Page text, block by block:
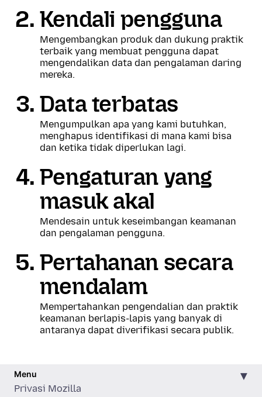
Kendali pengguna
Mengembangkan produk dan dukung praktik
terbaik yang membuat pengguna dapat
mengendalikan data dan pengalaman daring
mereka.
Data terbatas
Mengumpulkan apa yang kami butuhkan,
menghapus identifikasi di mana kami bisa
dan ketika tidak diperlukan lagi.
Pengaturan yang
masuk akal
Mendesain untuk keseimbangan keamanan
dan pengalaman pengguna.
Pertahanan secara
mendalam
Mempertahankan pengendalian dan praktik
keamanan berlapis-lapis yang banyak di
antaranya dapat diverifikasi secara publik.
Menu
Privasi Mozilla